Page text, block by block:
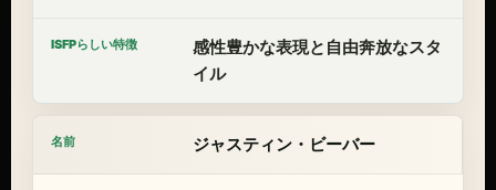
感性豊かな表現と自由奔放なスタ
イル
ジャスティン・ビーバー